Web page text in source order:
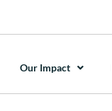
Our Impact